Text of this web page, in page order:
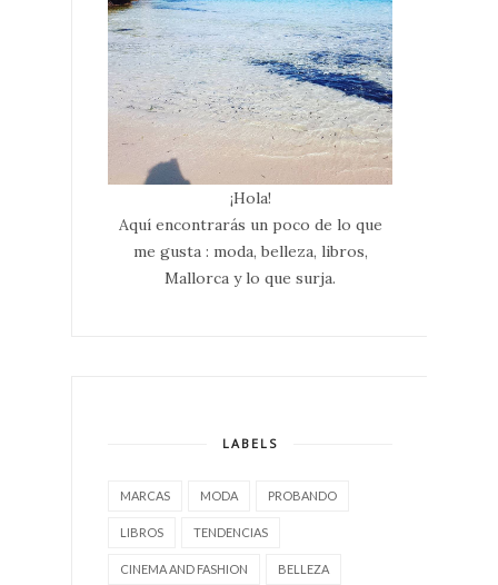
¡Hola!
Aquí encontrarás un poco de lo que
me gusta : moda, belleza, libros,
Mallorca y lo que surja.
LABELS
MARCAS MODA PROBANDO
LIBROS TENDENCIAS
CINEMA AND FASHION BELLEZA